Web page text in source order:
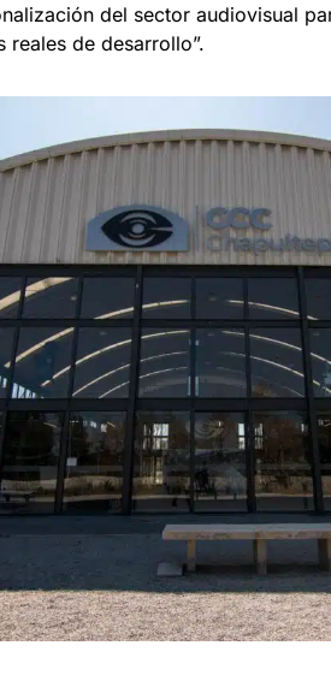
del sector audiovisual
reales de desarrollo”.